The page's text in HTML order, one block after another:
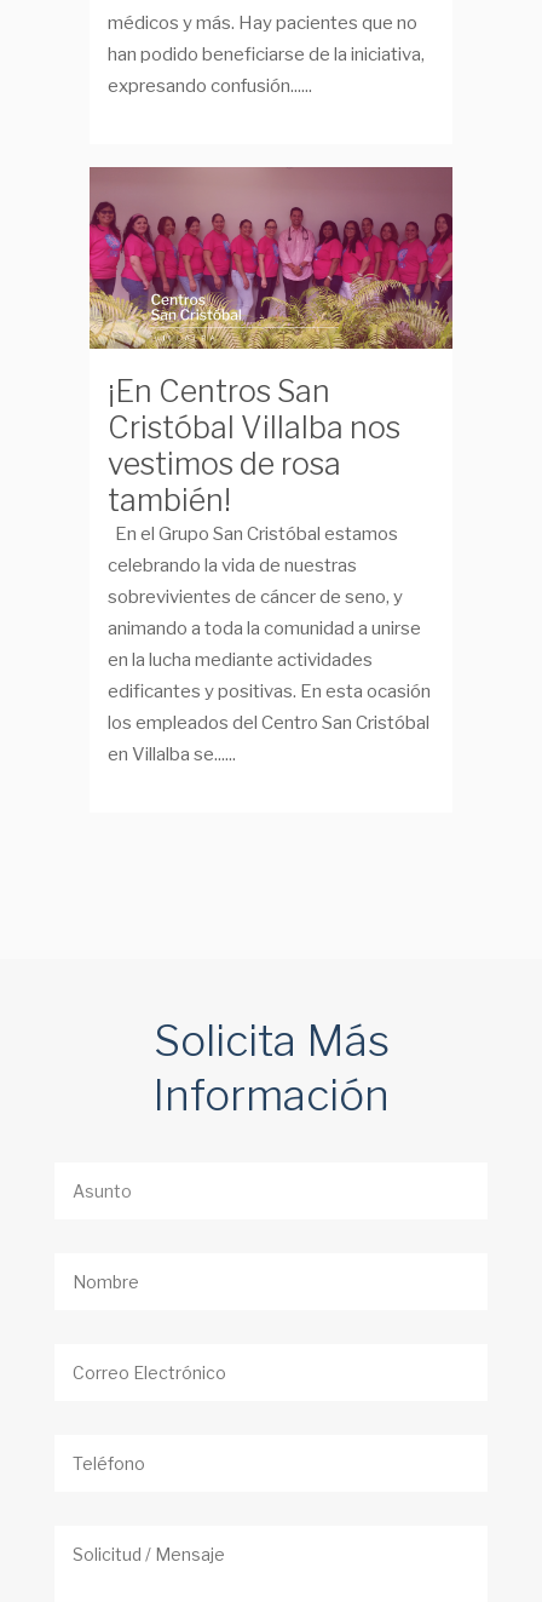
médicos y más. Hay pacientes que no
han podido beneficiarse de la iniciativa,
expresando confusión......
¡En Centros San
Cristóbal Villalba nos
vestimos de rosa
también!
En el Grupo San Cristóbal estamos
celebrando la vida de nuestras
sobrevivientes de cáncer de seno, y
animando a toda la comunidad a unirse
en la lucha mediante actividades
edificantes y positivas. En esta ocasión
los empleados del Centro San Cristóbal
en Villalba se......
Solicita Más
Información